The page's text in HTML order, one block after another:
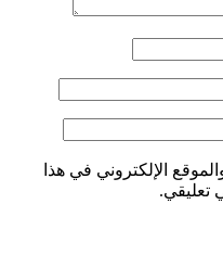
الإلكتروني في هذا
تعليقي.